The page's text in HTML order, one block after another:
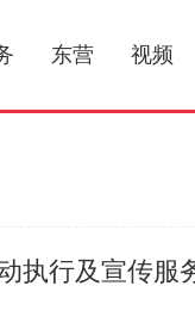
东营 视频
执行及宣传服